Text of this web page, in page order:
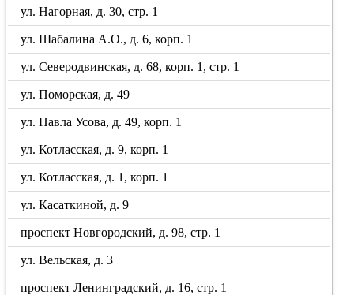
ул. Нагорная, д. 30, стр. 1
ул. Шабалина А.О., д. 6, корп. 1
ул. Северодвинская, д. 68, корп. 1, стр. 1
ул. Поморская, д. 49
ул. Павла Усова, д. 49, корп. 1
ул. Котласская, д. 9, корп. 1
ул. Котласская, д. 1, корп. 1
ул. Касаткиной, д. 9
проспект Новгородский, д. 98, стр. 1
ул. Вельская, д. 3
проспект Ленинградский, д. 16, стр. 1